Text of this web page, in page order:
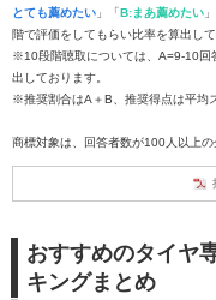
とても薦めたい 」「B:まあ薦めたい
階で評価をしてもらい比率を算出して
※10段階聴取については、A=9-10回
出しております。
※推奨割合はA＋B、推奨得点は平均
商標対象は、回答者数が100人以上の
おすすめのタイヤ
キングまとめ